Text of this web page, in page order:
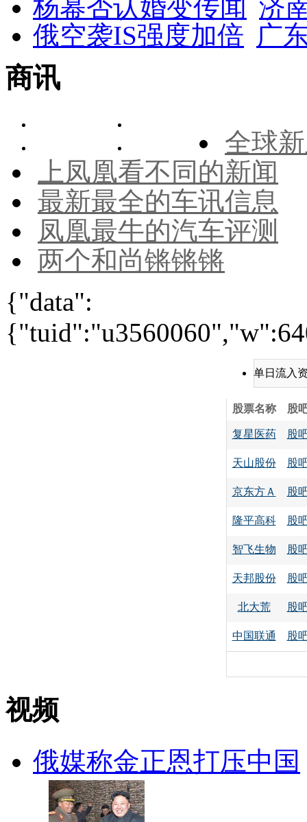
杨幂否认婚变传闻
济
俄空袭IS强度加倍 广
商讯
全球
上凤凰看不同的新闻
最新最全的车讯信息
凤凰最牛的汽车评测
两个和尚锵锵锵
{"data":
单日流入
股票名称 股
复星医药 股
天山股份 股
京东方Ａ 股
隆平高科 股
智飞生物 股
天邦股份 股
北大荒 股
中国联通 股
视频
俄媒称金正恩打压中国